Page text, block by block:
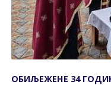
ОБИЉЕЖЕНЕ 34